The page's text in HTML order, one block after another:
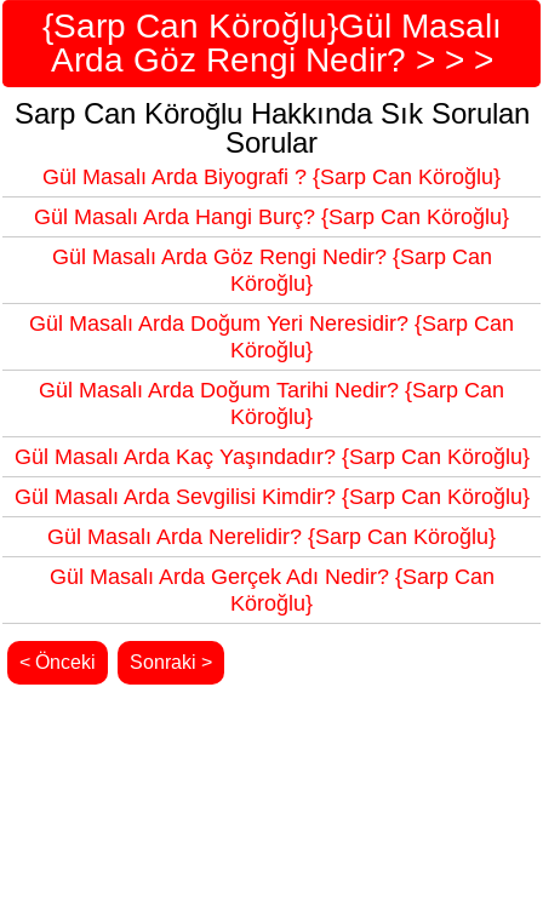
{Sarp Can Köroğlu}Gül Masalı
Arda Göz Rengi Nedir? > > >
Sarp Can Köroğlu Hakkında Sık Sorulan
Sorular
Gül Masalı Arda Biyografi ? {Sarp Can Köroğlu}
Gül Masalı Arda Hangi Burç? {Sarp Can Köroğlu}
Gül Masalı Arda Göz Rengi Nedir? {Sarp Can
Köroğlu}
Gül Masalı Arda Doğum Yeri Neresidir? {Sarp Can
Köroğlu}
Gül Masalı Arda Doğum Tarihi Nedir? {Sarp Can
Köroğlu}
Gül Masalı Arda Kaç Yaşındadır? {Sarp Can Köroğlu}
Gül Masalı Arda Sevgilisi Kimdir? {Sarp Can Köroğlu}
Gül Masalı Arda Nerelidir? {Sarp Can Köroğlu}
Gül Masalı Arda Gerçek Adı Nedir? {Sarp Can
Köroğlu}
< Önceki Sonraki >